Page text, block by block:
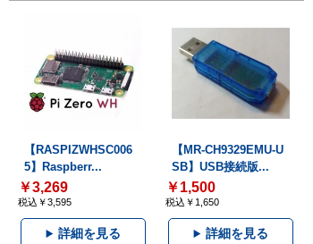
【RASPIZWHSC006
5】Raspberr...
￥3,269
税込￥3,595
詳細を見る
【MR-CH9329EMU-U
SB】USB接続版...
￥1,500
税込￥1,650
詳細を見る